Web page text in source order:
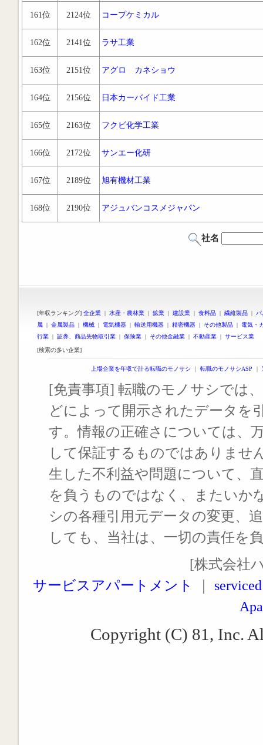
161位 2124位 コープケミカル
162位 2141位 ラサ工業
163位 2151位 アグロ カネショウ
164位 2156位 日本カーバイド工業
165位 2163位 フクビ化学工業
166位 2172位 サンエー化研
167位 2189位 旭有機材工業
168位 2190位 アジュバンコスメジャパン
社名
[年収ランキング] 全企業 | 水産・農林業 | 鉱業 | 建設業 | 食料品 | 繊維製品 |
属 | 金属製品 | 機械 | 電気機器 | 輸送用機器 | 精密機器 | その他製品 | 電気・
行業 | 証券、商品先物取引業 | 保険業 | その他金融業 | 不動産業 | サービス業
[検索の多い企業]
上場企業を年収で計る転職のモノサシ ｜ 転職のモノサシASP ｜
[免責事項] 転職のモノサシでは
どによって開示されたデータを
す。情報の正確さについては、
して保証するものではありませ
生した不利益や問題について、
を負うものではなく、またいか
シの各種引用元データの変更、
しても、当社は、一切の責任を
[株式会社
サービスアパートメント
Copyright (C) 81, Inc.